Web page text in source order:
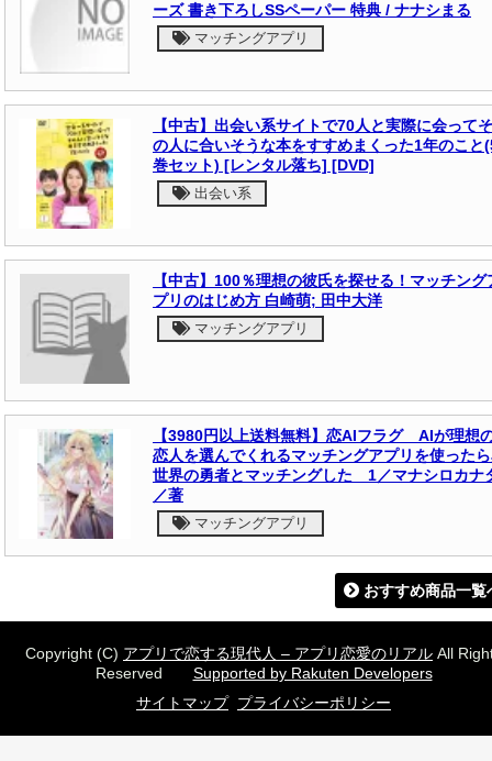
ーズ 書き下ろしSSペーパー 特典 / ナナシまる
マッチングアプリ
【中古】出会い系サイトで70人と実際に会ってそ
の人に合いそうな本をすすめまくった1年のこと
巻セット) [レンタル落ち] [DVD]
出会い系
【中古】100％理想の彼氏を探せる！マッチング
プリのはじめ方 白崎萌; 田中大洋
マッチングアプリ
【3980円以上送料無料】恋AIフラグ AIが理想
恋人を選んでくれるマッチングアプリを使った
世界の勇者とマッチングした 1／マナシロカナ
／著
マッチングアプリ
おすすめ商品一覧
Copyright (C) アプリで恋する現代人 – アプリ恋愛のリアル All
Reserved Supported by Rakuten Developers
サイトマップ プライバシーポリシー